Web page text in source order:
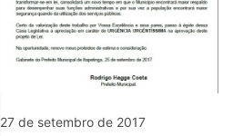
27 de setembro de 2017